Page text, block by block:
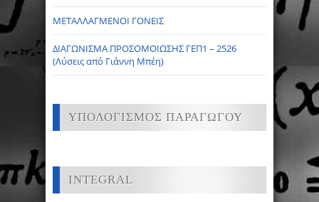
ΜΕΤΑΛΛΑΓΜΕΝΟΙ ΓΟΝΕΙΣ
ΔΙΑΓΩΝΙΣΜΑ ΠΡΟΣΟΜΟΙΩΣΗΣ ΓΕΠ1 – 2526
(Λύσεις από Γιάννη Μπέη)
ΥΠΟΛΟΓΙΣΜΟΣ ΠΑΡΑΓΩΓΟΥ
INTEGRAL